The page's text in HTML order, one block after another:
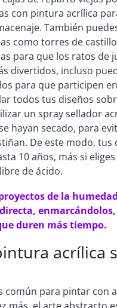
con pintura acrílica
También
como torres de
para que los ratos de
divertidos, incluso
para que participen
todos tus diseños
un spray sellador
hayan secado, para
De este modo, tus
10 años, más si
de ácido.
de la
duren más tiempo.
acrílica
común para pintar con